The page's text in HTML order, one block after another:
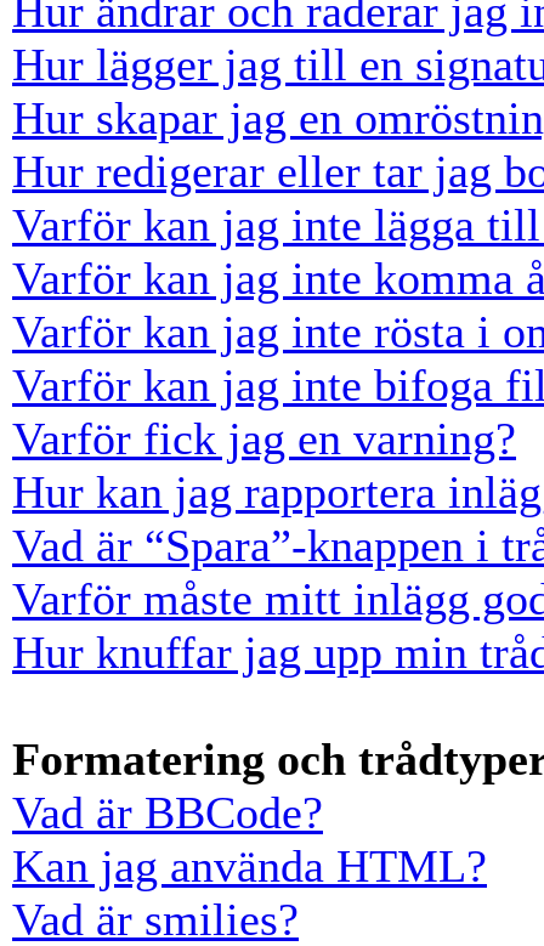
Hur ändrar och raderar jag
Hur lägger jag till en
Hur skapar jag en
Hur redigerar eller tar jag
Varför kan jag inte lägga
Varför kan jag inte komma
Varför kan jag inte rösta i
Varför kan jag inte bifoga
Varför fick jag en varning?
Hur kan jag rapportera
Vad är “Spara”-knappen i
Varför måste mitt inlägg
Hur knuffar jag upp min
Formatering och
Vad är BBCode?
Kan jag använda HTML?
Vad är smilies?